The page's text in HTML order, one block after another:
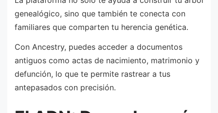
genealógico, sino que también te conecta con
familiares que comparten tu herencia genética.
Con Ancestry, puedes acceder a documentos
antiguos como actas de nacimiento, matrimonio y
defunción, lo que te permite rastrear a tus
antepasados con precisión.